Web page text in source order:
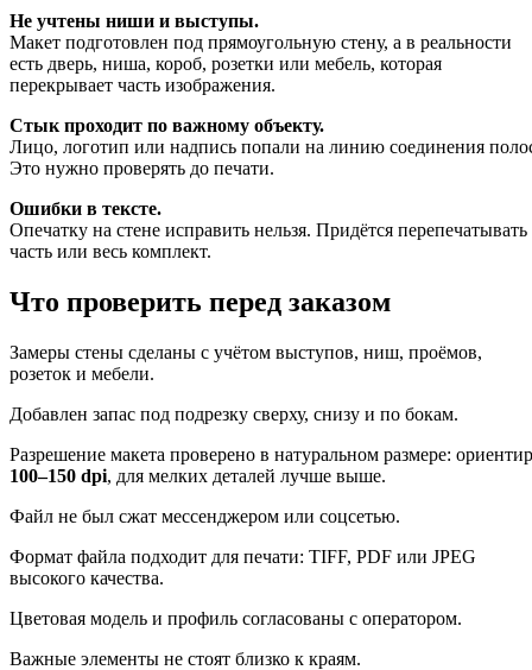
Не учтены ниши и выступы.
Макет подготовлен под прямоугольную стену, а в реальности
есть дверь, ниша, короб, розетки или мебель, которая
перекрывает часть изображения.
Стык проходит по важному объекту.
Лицо, логотип или надпись попали на линию соединения
Это нужно проверять до печати.
Ошибки в тексте.
Опечатку на стене исправить нельзя. Придётся перепечатывать
часть или весь комплект.
Что проверить перед заказом
Замеры стены сделаны с учётом выступов, ниш, проёмов,
розеток и мебели.
Добавлен запас под подрезку сверху, снизу и по бокам.
Разрешение макета проверено в натуральном размере: ориентир
100–150 dpi, для мелких деталей лучше выше.
Файл не был сжат мессенджером или соцсетью.
Формат файла подходит для печати: TIFF, PDF или JPEG
высокого качества.
Цветовая модель и профиль согласованы с оператором.
Важные элементы не стоят близко к краям.